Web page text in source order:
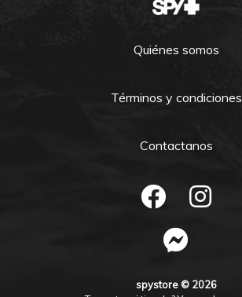
Quiénes somos
Términos y condiciones
Contactanos
spystore © 2026